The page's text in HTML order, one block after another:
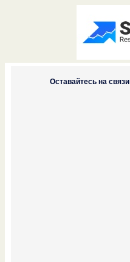
Оставайтесь на связи